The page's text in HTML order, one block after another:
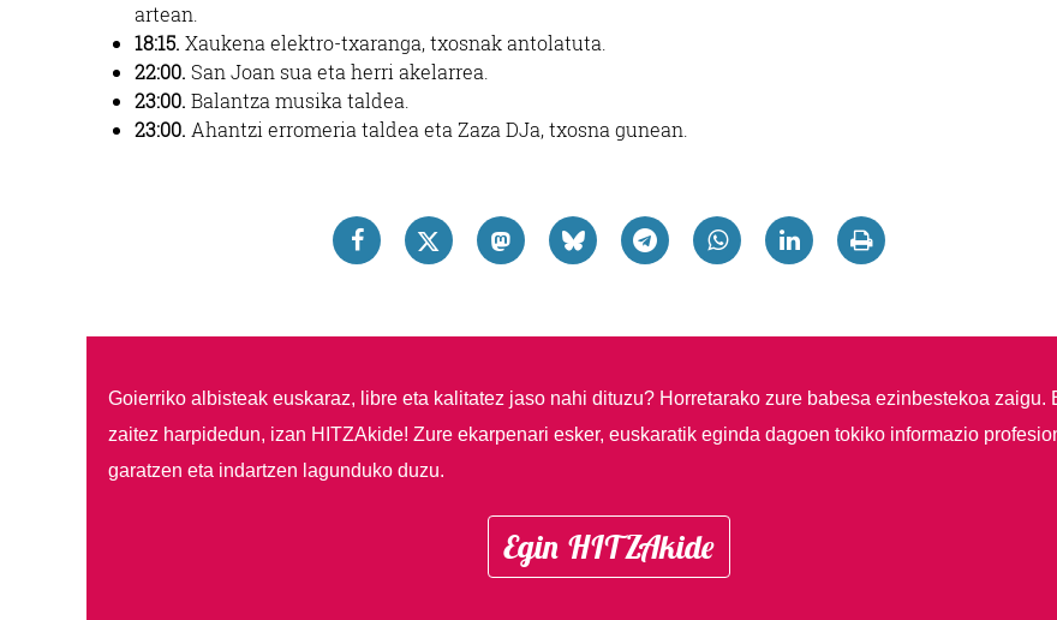
artean.
18:15. Xaukena elektro-txaranga, txosnak antolatuta.
22:00. San Joan sua eta herri akelarrea.
23:00. Balantza musika taldea.
23:00. Ahantzi erromeria taldea eta Zaza DJa, txosna gunean.
Goierriko albisteak euskaraz, libre eta kalitatez jaso nahi dituzu? Horretarako zure babesa ezinbestekoa zaigu.
zaitez harpidedun, izan HITZAkide! Zure ekarpenari esker, euskaratik eginda dagoen tokiko informazio
garatzen eta indartzen lagunduko duzu.
Egin HITZAkide